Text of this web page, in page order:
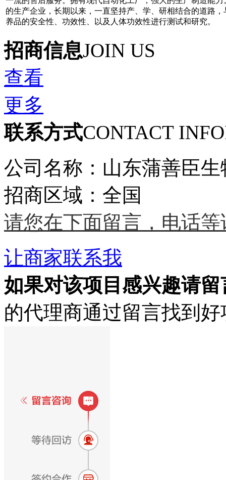
的生产企业，长期以来，一直坚持产、学、研相结合的道路
养品的安全性、功效性、以及人体功效性进行测试和研究。
招商信息JOIN US
查看
更多
联系方式CONTACT
公司名称：山东蒲善臣
招商区域：全国
请您在下面留言，电话
让商家联系我
如果对该项目感兴趣请留
的代理商通过留言找到